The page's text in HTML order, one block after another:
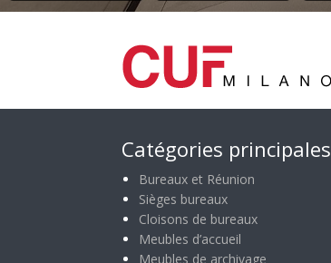
Catégories principales
Bureaux et Réunion
Sièges bureaux
Cloisons de bureaux
Meubles d’accueil
Meubles de archivage